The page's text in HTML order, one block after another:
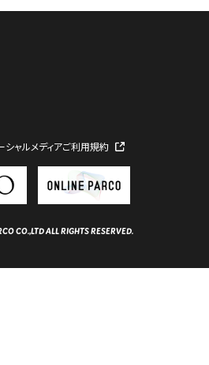
シャルメディアご利用規約
CO.,LTD ALL RIGHTS RESERVED.